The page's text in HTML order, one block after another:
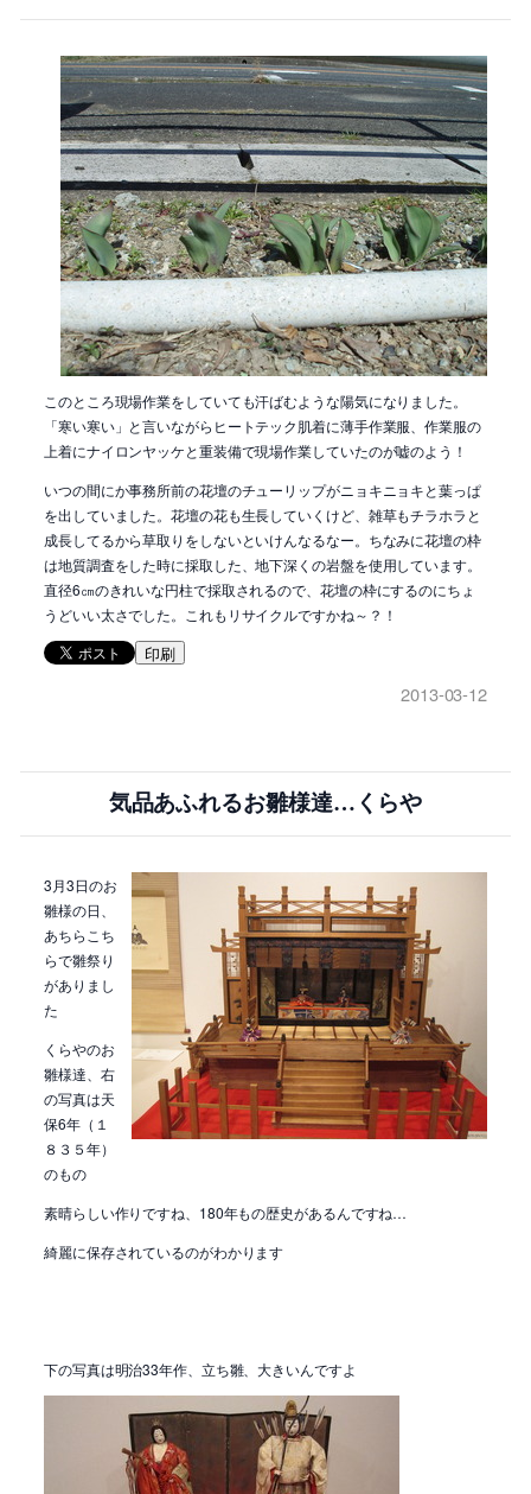
このところ現場作業をしていても汗ばむような陽気になりました。
「寒い寒い」と言いながらヒートテック肌着に薄手作業服、作業服の
上着にナイロンヤッケと重装備で現場作業していたのが嘘のよう！
いつの間にか事務所前の花壇のチューリップがニョキニョキと葉っぱ
を出していました。花壇の花も生長していくけど、雑草もチラホラと
成長してるから草取りをしないといけんなるなー。ちなみに花壇の枠
は地質調査をした時に採取した、地下深くの岩盤を使用しています。
直径6㎝のきれいな円柱で採取されるので、花壇の枠にするのにちょ
うどいい太さでした。これもリサイクルですかね～？！
印刷
2013-03-12
気品あふれるお雛様達…くらや
3月3日のお
雛様の日、
あちらこち
らで雛祭り
がありまし
た
くらやのお
雛様達、右
の写真は天
保6年（１
８３５年）
のもの
素晴らしい作りですね、180年もの歴史があるんですね…
綺麗に保存されているのがわかります
下の写真は明治33年作、立ち雛、大きいんですよ